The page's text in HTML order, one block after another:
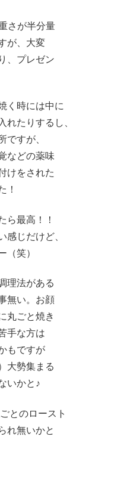
さが半分量
が、大変
、プレゼン
く時には中に
れたりするし、
ですが、
などの薬味
けをされた
！
ら最高！！
感じだけど、
（笑）
理法がある
無い。お顔
丸ごと焼き
手な方は
もですが
大勢集まる
いかと♪
とのロースト
れ無いかと